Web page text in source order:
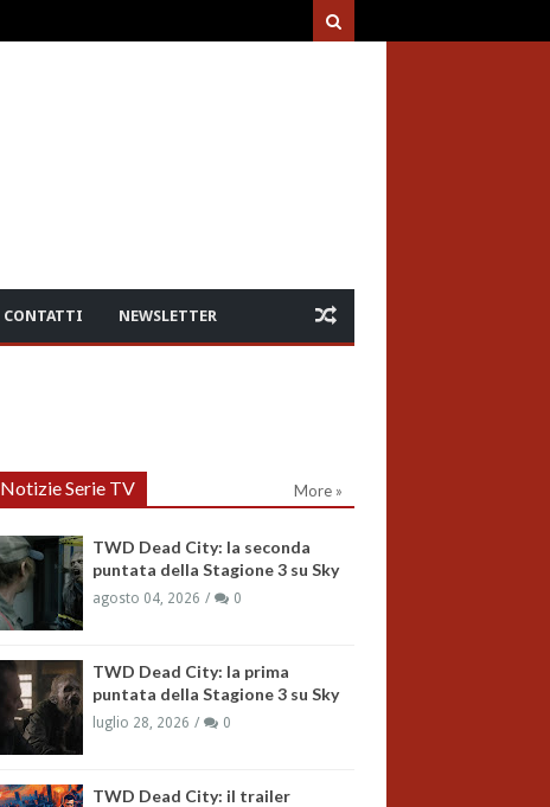
CONTATTI NEWSLETTER
Notizie Serie TV More »
TWD Dead City: la seconda
puntata della Stagione 3 su Sky
agosto 04, 2026 0
TWD Dead City: la prima
puntata della Stagione 3 su Sky
luglio 28, 2026 0
TWD Dead City: il trailer